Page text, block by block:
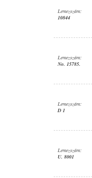
Lemezszám:
10844
Lemezszám:
No. 15785.
Lemezszám:
D 1
Lemezszám:
U. 8001